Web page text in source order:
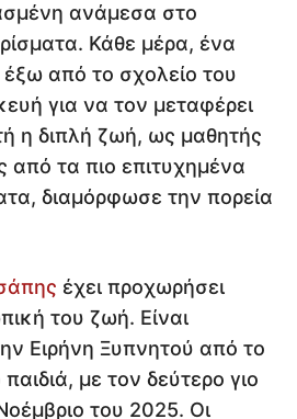
ανάμεσα στο
Κάθε μέρα, ένα
έξω από το σχολείο του
για να τον μεταφέρει
η διπλή ζωή, ως μαθητής
από τα πιο επιτυχημένα
διαμόρφωσε την πορεία
έχει προχωρήσει
του ζωή. Είναι
Ειρήνη Ξυπνητού από το
με τον δεύτερο γιο
του 2025. Οι